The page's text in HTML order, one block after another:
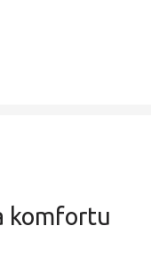
komfortu